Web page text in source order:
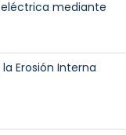
mediante
Erosión Interna